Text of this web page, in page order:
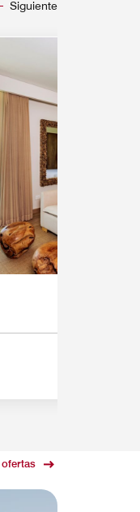
Siguiente